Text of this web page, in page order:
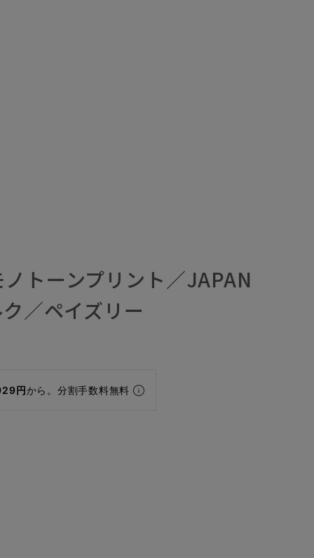
トーンプリント／JAPAN
／ペイズリー
円から。分割手数料無料